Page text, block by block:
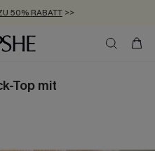
50% RABATT >>
EXTRA ERHALTEN
AB 89 €
Top mit